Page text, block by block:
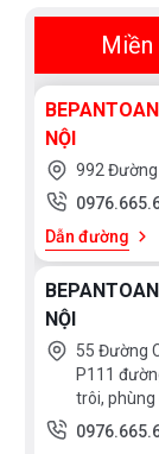
Miền
NỘI
992 Đường
Dẫn đường
NỘI
55 Đường
P111
trôi, phùng